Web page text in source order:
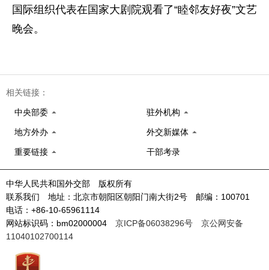
国际组织代表在国家大剧院观看了“睦邻友好夜”文艺
晚会。
相关链接：
中央部委 驻外机构
地方外办 外交新媒体
重要链接 干部考录
中华人民共和国外交部 版权所有
联系我们 地址：北京市朝阳区朝阳门南大街2号 邮编：100701
电话：+86-10-65961114
网站标识码：bm02000004 京ICP备06038296号
京公网安备
11040102700114